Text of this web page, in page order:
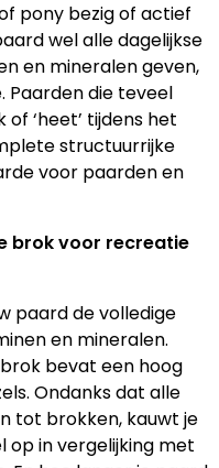
pony bezig of actief
wel alle dagelijkse
en mineralen geven,
Paarden die teveel
‘heet’ tijdens het
structuurrijke
voor paarden en
brok voor recreatie
paard de volledige
en mineralen.
bevat een hoog
Ondanks dat alle
tot brokken, kauwt je
op in vergelijking met